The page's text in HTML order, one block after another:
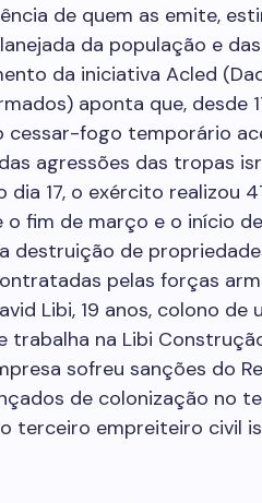
de quem as emite,
da população e
da iniciativa Acled
aponta que, desde
cessar-fogo temporário
agressões das tropas
dia 17, o exército realizou
o fim de março e o início
destruição de
pelas forças
Libi, 19 anos, colono de
trabalha na Libi
sofreu sanções do
de colonização no
terceiro empreiteiro civil